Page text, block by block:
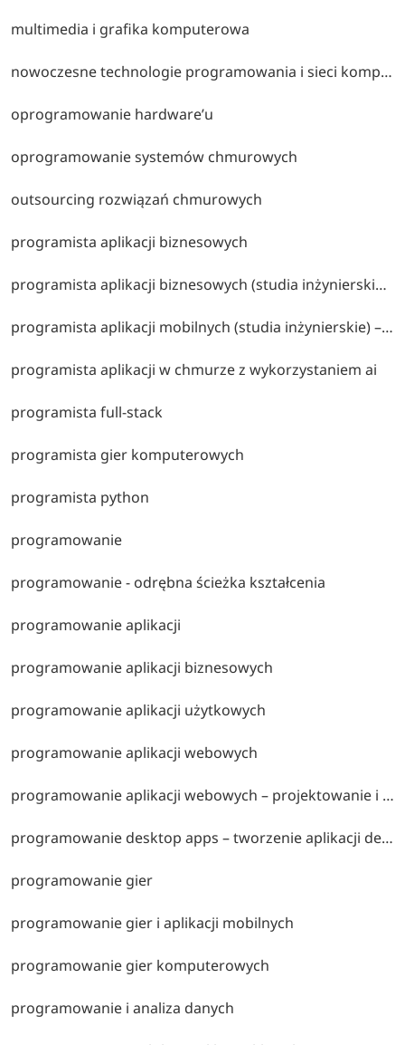
multimedia i grafika komputerowa
nowoczesne technologie programowania i sieci komputerowych
oprogramowanie hardware’u
oprogramowanie systemów chmurowych
outsourcing rozwiązań chmurowych
programista aplikacji biznesowych
programista aplikacji biznesowych (studia inżynierskie) – projektowanie i rozwój aplikacji wspierających procesy biznesowe, bazy danych, systemy erp oraz technologie backendowe.
programista aplikacji mobilnych (studia inżynierskie) – tworzenie aplikacji na urządzenia mobilne, projektowanie interfejsów oraz wykorzystanie platform android i ios.
programista aplikacji w chmurze z wykorzystaniem ai
programista full-stack
programista gier komputerowych
programista python
programowanie
programowanie - odrębna ścieżka kształcenia
programowanie aplikacji
programowanie aplikacji biznesowych
programowanie aplikacji użytkowych
programowanie aplikacji webowych
programowanie aplikacji webowych – projektowanie i tworzenie nowoczesnych aplikacji internetowych, technologie frontend i backend oraz architektura aplikacji.
programowanie desktop apps – tworzenie aplikacji desktopowych, projektowanie interfejsów użytkownika oraz rozwój oprogramowania dla systemów operacyjnych.
programowanie gier
programowanie gier i aplikacji mobilnych
programowanie gier komputerowych
programowanie i analiza danych